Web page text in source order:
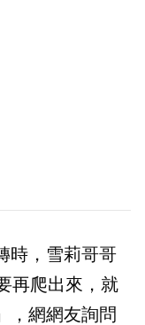
時，雪莉哥哥
再爬出來，就
，網網友詢問